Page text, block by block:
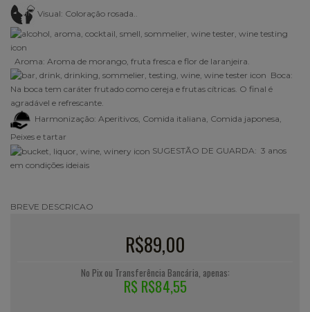
Visual: Coloração rosada..
Aroma: Aroma de morango, fruta fresca e flor de laranjeira.
Boca:
Na boca tem caráter frutado como cereja e frutas cítricas. O final é
agradável e refrescante.
Harmonização: Aperitivos, Comida italiana, Comida japonesa,
Peixes e tartar
SUGESTÃO DE GUARDA: 3 anos
em condições ideiais
BREVE DESCRICAO
R$89,00
No Pix ou Transferência Bancária, apenas:
R$ R$84,55